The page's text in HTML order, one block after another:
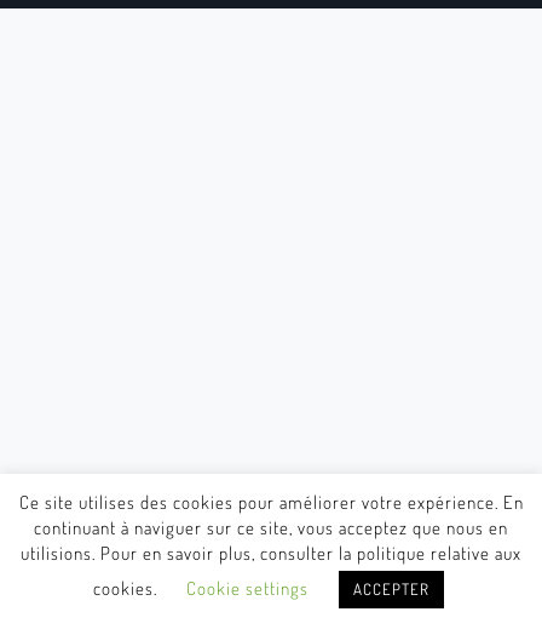
Ce site utilises des cookies pour améliorer votre expérience. En
continuant à naviguer sur ce site, vous acceptez que nous en
utilisions. Pour en savoir plus, consulter la politique relative aux
cookies.
Cookie settings ACCEPTER